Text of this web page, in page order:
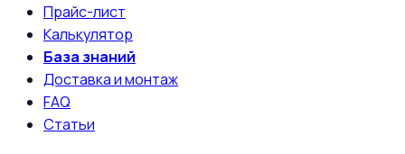
Прайс-лист
Калькулятор
База знаний
Доставка и монтаж
FAQ
Статьи